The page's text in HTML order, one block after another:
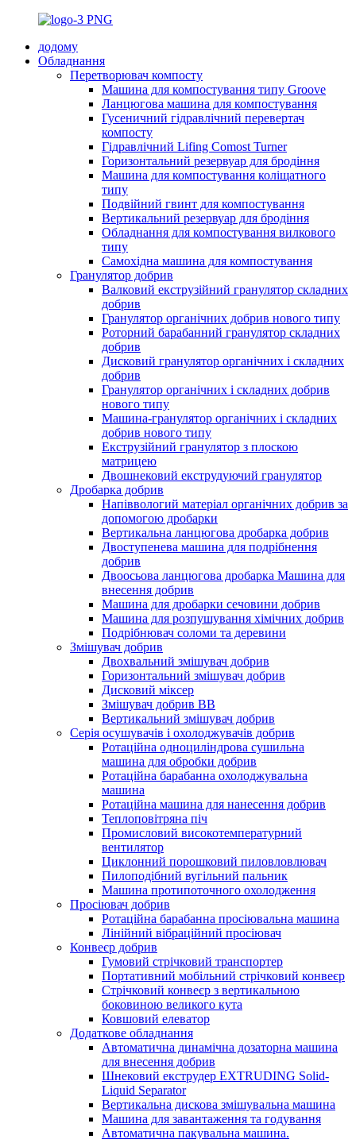
додому
Обладнання
Перетворювач компосту
Машина для компостування типу Groove
Ланцюгова машина для компостування
Гусеничний гідравлічний перевертач
компосту
Гідравлічний Lifing Comost Turner
Горизонтальний резервуар для бродіння
Машина для компостування коліщатного
типу
Подвійний гвинт для компостування
Вертикальний резервуар для бродіння
Обладнання для компостування вилкового
типу
Самохідна машина для компостування
Гранулятор добрив
Валковий екструзійний гранулятор складних
добрив
Гранулятор органічних добрив нового типу
Роторний барабанний гранулятор складних
добрив
Дисковий гранулятор органічних і складних
добрив
Гранулятор органічних і складних добрив
нового типу
Машина-гранулятор органічних і складних
добрив нового типу
Екструзійний гранулятор з плоскою
матрицею
Двошнековий екструдуючий гранулятор
Дробарка добрив
Напіввологий матеріал органічних добрив за
допомогою дробарки
Вертикальна ланцюгова дробарка добрив
Двоступенева машина для подрібнення
добрив
Двоосьова ланцюгова дробарка Машина для
внесення добрив
Машина для дробарки сечовини добрив
Машина для розпушування хімічних добрив
Подрібнювач соломи та деревини
Змішувач добрив
Двохвальний змішувач добрив
Горизонтальний змішувач добрив
Дисковий міксер
Змішувач добрив BB
Вертикальний змішувач добрив
Серія осушувачів і охолоджувачів добрив
Ротаційна одноциліндрова сушильна
машина для обробки добрив
Ротаційна барабанна охолоджувальна
машина
Ротаційна машина для нанесення добрив
Теплоповітряна піч
Промисловий високотемпературний
вентилятор
Циклонний порошковий пиловловлювач
Пилоподібний вугільний пальник
Машина протипоточного охолодження
Просіювач добрив
Ротаційна барабанна просіювальна машина
Лінійний вібраційний просіювач
Конвеєр добрив
Гумовий стрічковий транспортер
Портативний мобільний стрічковий конвеєр
Стрічковий конвеєр з вертикальною
боковиною великого кута
Ковшовий елеватор
Додаткове обладнання
Автоматична динамічна дозаторна машина
для внесення добрив
Шнековий екструдер EXTRUDING Solid-
Liquid Separator
Вертикальна дискова змішувальна машина
Машина для завантаження та годування
Автоматична пакувальна машина.